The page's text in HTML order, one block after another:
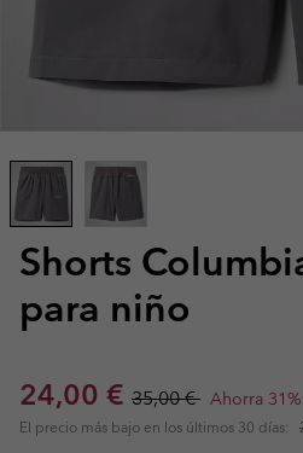
Shorts
para niño
Sale price:
24,00 € Regular price:
35,00 € Ahorra 31%
El precio más bajo en los últimos 30 días: